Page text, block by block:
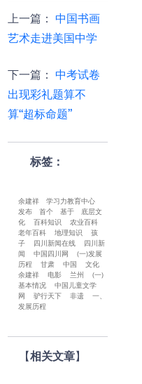
上一篇 ：中国书画
艺术走进美国中学
下一篇 ：中考试卷
出现彩礼题算不
算“超标命题”
标签：
余建祥
学习力教育中心
发布
首个 基于
底层文
化
百科知识
农业百科
老年百科
地理知识
孩
子
四川新闻在线
四川新
闻
中国四川网
(一)发展
历程
甘肃 中国
文化
余建祥
电影 兰州
(一)
基本情况
中国儿童文学
网
驴行天下 非遗
一、
发展历程
【相关文章】